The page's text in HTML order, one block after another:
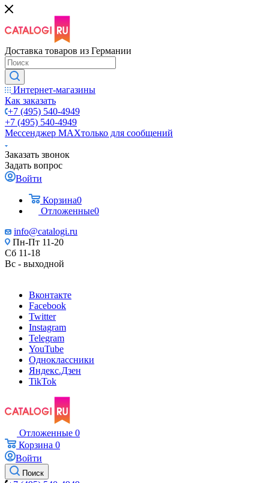
Доставка товаров из Германии
Интернет-магазины
Как заказать
+7 (495) 540-4949
+7 (495) 540-4949
Мессенджер МАХтолько для сообщений
Заказать звонок
Задать вопрос
Войти
Корзина0
Отложенные0
info@catalogi.ru
Пн-Пт 11-20
Сб 11-18
Вс - выходной
Вконтакте
Facebook
Twitter
Instagram
Telegram
YouTube
Одноклассники
Яндекс.Дзен
TikTok
Отложенные 0
Корзина 0
Войти
Поиск